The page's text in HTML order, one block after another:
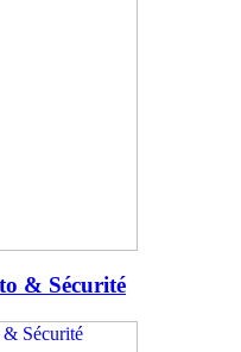
& Sécurité